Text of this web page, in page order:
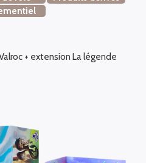
+ extension La légende